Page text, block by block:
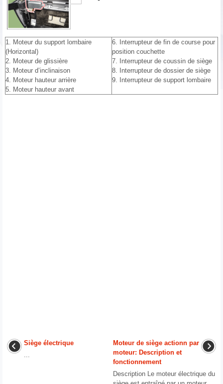
1. Moteur du support lombaire
(Horizontal)
2. Moteur de glissière
3. Moteur d’inclinaison
4. Moteur hauteur arrière
5. Moteur hauteur avant
6. Interrupteur de fin de course pour
position couchette
7. Interrupteur de coussin de siège
8. Interrupteur de dossier de siège
9. Interrupteur de support lombaire
Siège électrique
...
Moteur de siège actionn par
moteur: Description et
fonctionnement
Description Le moteur électrique du